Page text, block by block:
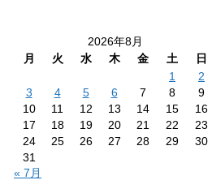
2026年8月
月
火 水 木 金 土
日
1
2
3
4 5 6 7 8
9
10
11 12 13 14 15
16
17
18 19 20 21 22
23
24
25 26 27 28 29
30
31
« 7月